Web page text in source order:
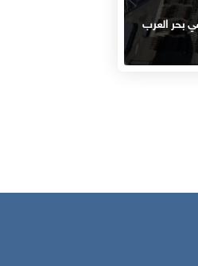
بحر العرب